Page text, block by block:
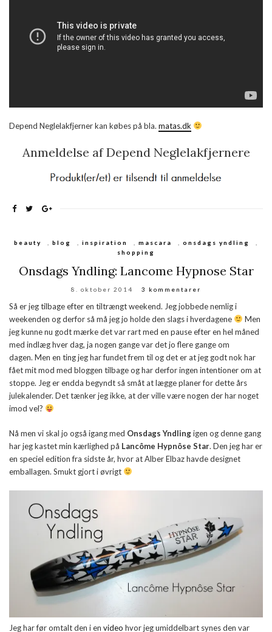
Depend Neglelakfjerner kan købes på bla. matas.dk
Anmeldelse af Depend Neglelakfjernere
beauty blog inspiration mascara onsdags yndling
shopping
Onsdags Yndling: Lancome Hypnose Star
8. oktober 2014 3 kommentarer
Så er jeg tilbage efter en tiltrængt weekend. Jeg jobbede nemlig i
weekenden og derfor så må jeg jo holde den slags i hverdagene
Men
jeg kunne nu godt mærke det var rart med en pause efter en hel måned
med indlæg hver dag, ja nogen gange var det jo flere gange om
dagen. Men en ting jeg har fundet frem til og det er at jeg godt nok har
fået mit mod med bloggen tilbage og har derfor ingen intentioner om at
stoppe. Jeg er endda begyndt så småt at lægge planer for dette års
julekalender. Det tænker jeg ikke, at der ville være nogen der har noget
imod vel?
Nå men vi skal jo også igang med Onsdags Yndlingigen og denne gang
har jeg kastet min kærlighed på Lancôme Hypnôse Star. Den jeg har er
en speciel edition fra sidste år, hvor at Alber Elbaz havde designet
emballagen. Smukt gjort i øvrigt
Jeg har før omtalt den i en video hvor jeg umiddelbart synes den var